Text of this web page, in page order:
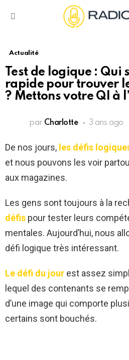
Actualité
Test de logique : Qui
rapide pour trouver
? Mettons votre QI à
par Charlotte 3 ans ago
De nos jours, les défis
et nous pouvons les voir
aux magazines.
Les gens sont toujours à la
défis pour tester leurs
mentales. Aujourd’hui, nous
défi logique très intéressant.
Le défi du jour est assez
lequel des contenants se
d’une image qui comporte
certains sont bouchés.